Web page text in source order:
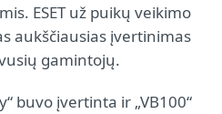
ESET už puikų veikimo
aukščiausias įvertinimas
gamintojų.
buvo įvertinta ir „VB100“